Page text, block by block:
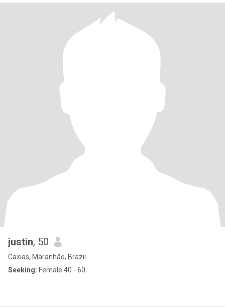
justin, 50
Caxias, Maranhão, Brazil
Seeking: Female 40 - 60